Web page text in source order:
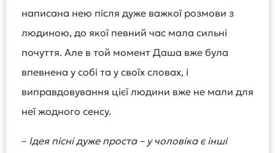
написана нею після дуже важкої розмови з
людиною, до якої певний час мала сильні
почуття. Але в той момент Даша вже була
впевнена у собі та у своїх словах, і
виправдовування цієї людини вже не мали для
неї жодного сенсу.
– Ідея пісні дуже проста – у чоловіка є інші